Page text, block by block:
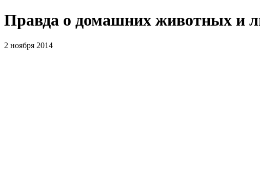
Правда о домашних животных и
2 ноября 2014